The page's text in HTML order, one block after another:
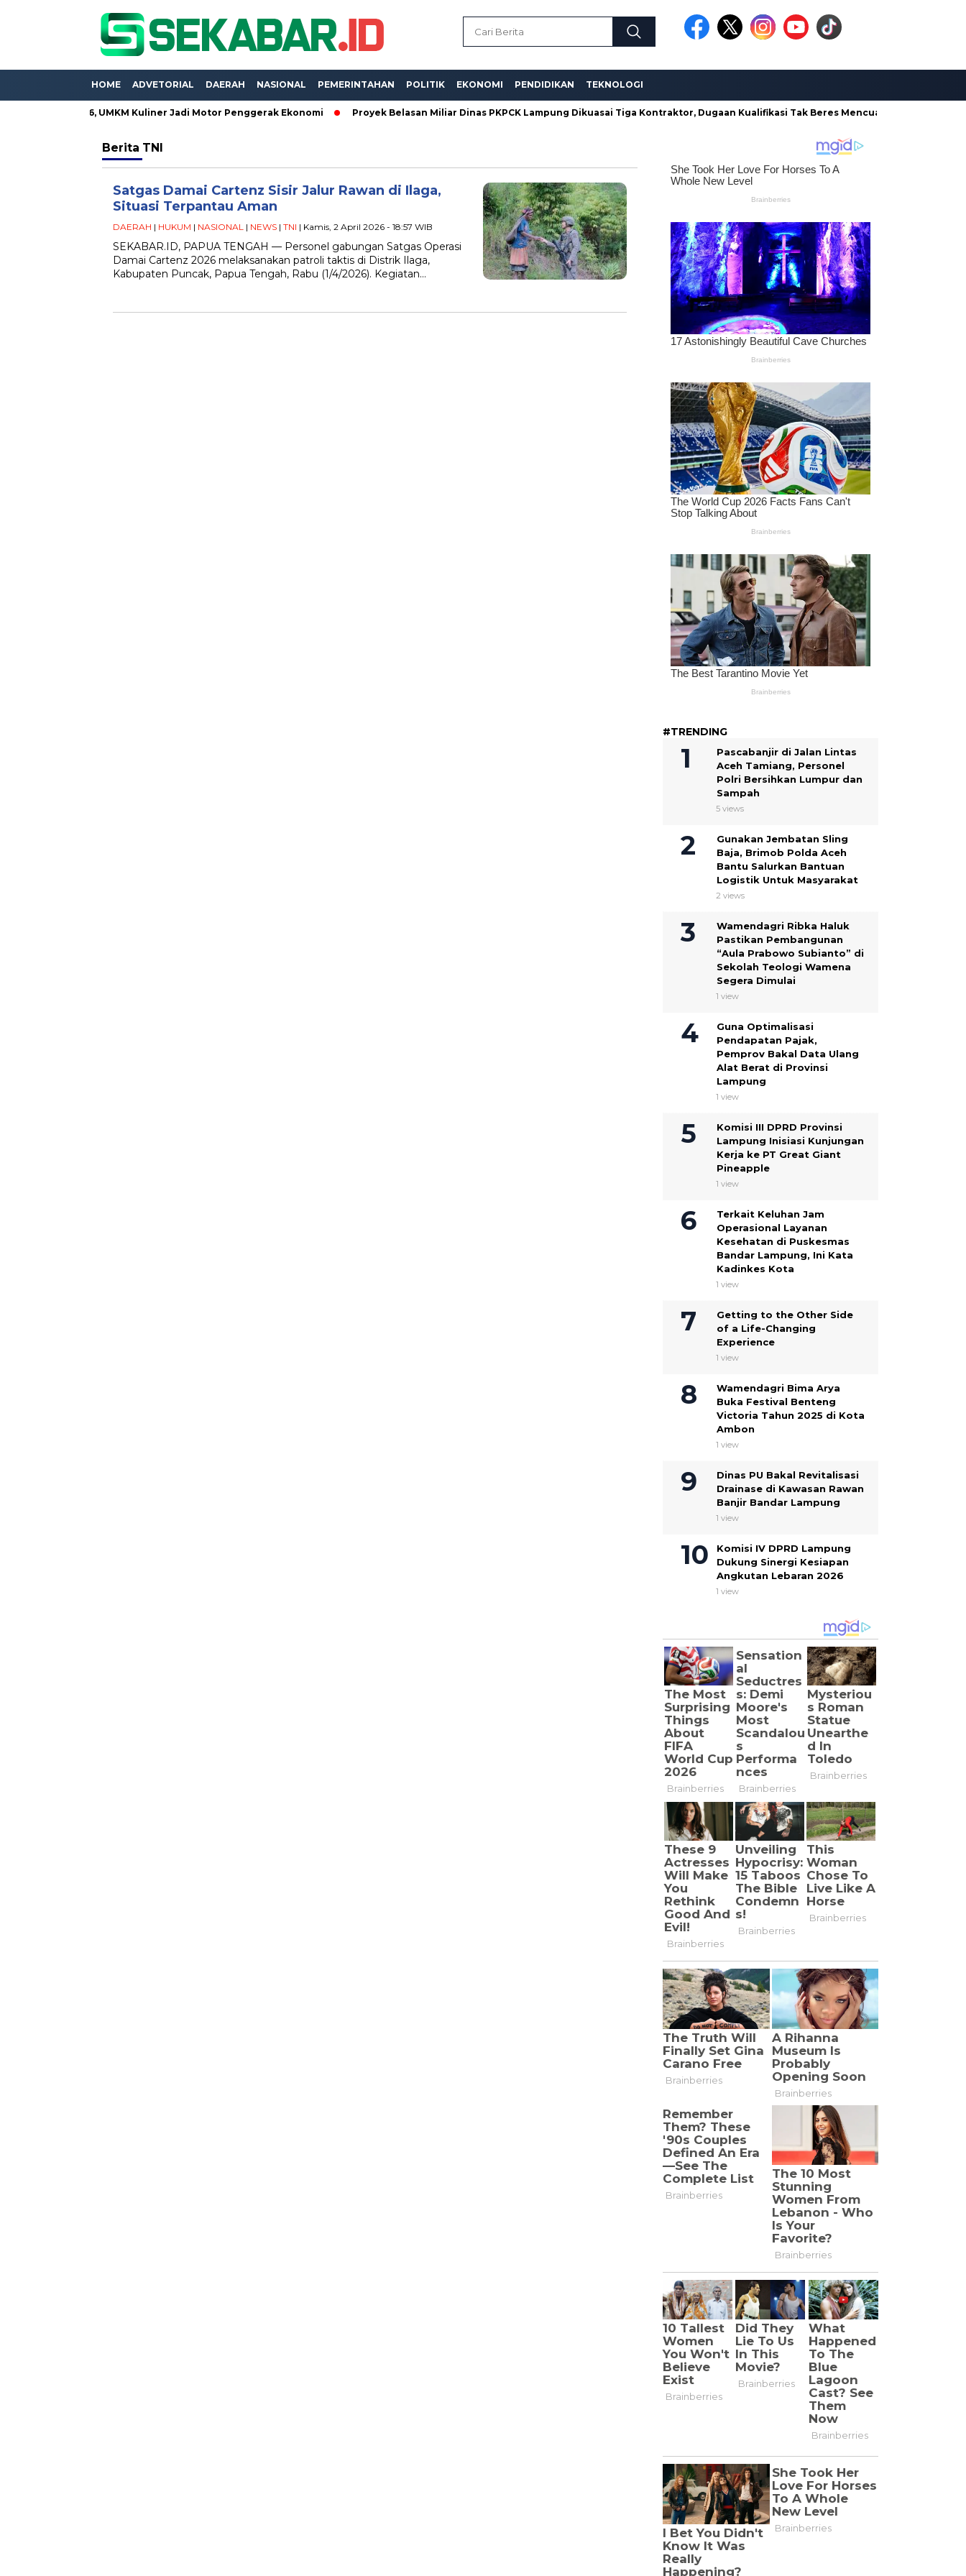
HOME ADVETORIAL DAERAH NASIONAL PEMERINTAHAN POLITIK EKONOMI PENDIDIKAN TEKNOLOGI
Expo 2026, UMKM Kuliner Jadi Motor Penggerak Ekonomi Proyek Belasan Miliar Dinas PKPCK Lampung Dikuasai Tiga Kontraktor, Dugaan Kualifikasi Tak Beres Mencuat
Berita TNI
Satgas Damai Cartenz Sisir Jalur Rawan di Ilaga,
Situasi Terpantau Aman
DAERAH | HUKUM | NASIONAL | NEWS | TNI | Kamis, 2 April 2026 - 18:57 WIB
SEKABAR.ID, PAPUA TENGAH — Personel gabungan Satgas Operasi
Damai Cartenz 2026 melaksanakan patroli taktis di Distrik Ilaga,
Kabupaten Puncak, Papua Tengah, Rabu (1/4/2026). Kegiatan…
#TRENDING
Pascabanjir di Jalan Lintas
Aceh Tamiang, Personel
Polri Bersihkan Lumpur dan
Sampah
5 views
Gunakan Jembatan Sling
Baja, Brimob Polda Aceh
Bantu Salurkan Bantuan
Logistik Untuk Masyarakat
2 views
Wamendagri Ribka Haluk
Pastikan Pembangunan
“Aula Prabowo Subianto” di
Sekolah Teologi Wamena
Segera Dimulai
1 view
Guna Optimalisasi
Pendapatan Pajak,
Pemprov Bakal Data Ulang
Alat Berat di Provinsi
Lampung
1 view
Komisi III DPRD Provinsi
Lampung Inisiasi Kunjungan
Kerja ke PT Great Giant
Pineapple
1 view
Terkait Keluhan Jam
Operasional Layanan
Kesehatan di Puskesmas
Bandar Lampung, Ini Kata
Kadinkes Kota
1 view
Getting to the Other Side
of a Life-Changing
Experience
1 view
Wamendagri Bima Arya
Buka Festival Benteng
Victoria Tahun 2025 di Kota
Ambon
1 view
Dinas PU Bakal Revitalisasi
Drainase di Kawasan Rawan
Banjir Bandar Lampung
1 view
Komisi IV DPRD Lampung
Dukung Sinergi Kesiapan
Angkutan Lebaran 2026
1 view